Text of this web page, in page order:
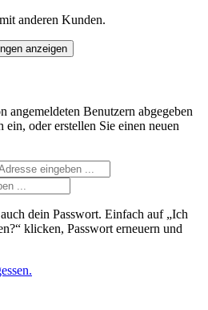
anderen Kunden.
anzeigen
angemeldeten Benutzern abgegeben
oder erstellen Sie einen neuen
dein Passwort. Einfach auf „Ich
klicken, Passwort erneuern und